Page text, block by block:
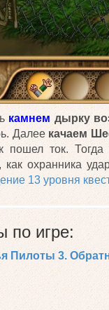
камнем дырку
Далее качаем
пошел ток. Тогда
охранника
13 уровня
по игре:
Пилоты 3.